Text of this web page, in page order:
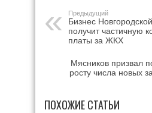
Предыдущий
Бизнес
получит частичную
платы за ЖКХ
Мясников призвал
росту числа новых
ПОХОЖИЕ СТАТЬИ